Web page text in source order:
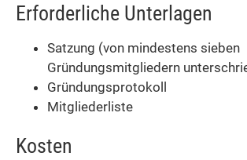
Erforderliche Unterlagen
Satzung (von mindestens sieben
Gründungsmitgliedern
Gründungsprotokoll
Mitgliederliste
Kosten